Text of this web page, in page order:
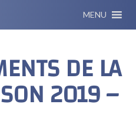
MENU
DE LA
2019 –